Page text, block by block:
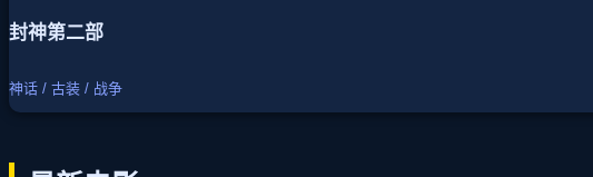
封神第二部
神话 / 古装 / 战争